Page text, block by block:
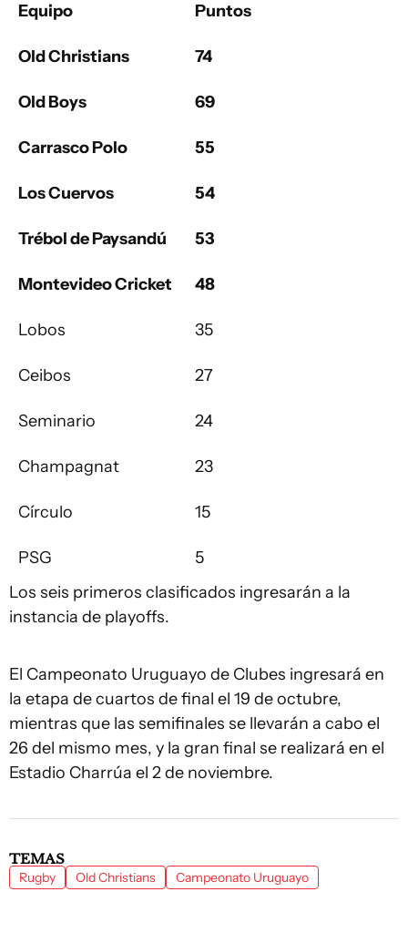
Equipo Puntos
Old Christians 74
Old Boys 69
Carrasco Polo 55
Los Cuervos 54
Trébol de Paysandú 53
Montevideo Cricket 48
Lobos 35
Ceibos 27
Seminario 24
Champagnat 23
Círculo 15
PSG
5
Los seis primeros clasificados ingresarán a la
instancia de playoffs.
El Campeonato Uruguayo de Clubes ingresará en
la etapa de cuartos de final el 19 de octubre,
mientras que las semifinales se llevarán a cabo el
26 del mismo mes, y la gran final se realizará en el
Estadio Charrúa el 2 de noviembre.
TEMAS
Rugby Old Christians Campeonato Uruguayo